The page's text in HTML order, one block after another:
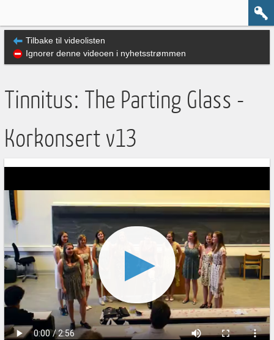
Tilbake til videolisten
Ignorer denne videoen i nyhetsstrømmen
Tinnitus: The Parting Glass -
Korkonsert v13